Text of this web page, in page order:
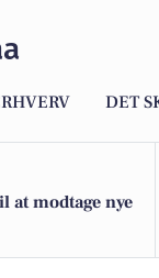
DET
at modtage nye